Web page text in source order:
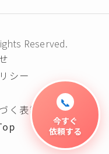
📞
今すぐ
依頼する
Reserved.
シー
く表記